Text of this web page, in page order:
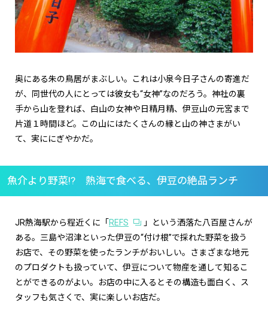
奥にある朱の鳥居がまぶしい。これは小泉今日子さんの寄進だ
が、同世代の人にとっては彼女も“女神”なのだろう。神社の裏
手から山を登れば、白山の女神や日精月精、伊豆山の元宮まで
片道１時間ほど。この山にはたくさんの縁と山の神さまがい
て、実ににぎやかだ。
魚介より野菜!? 熱海で食べる、伊豆の絶品ランチ
JR熱海駅から程近くに「 REFS
」という洒落た八百屋さんが
ある。三島や沼津といった伊豆の“付け根”で採れた野菜を扱う
お店で、その野菜を使ったランチがおいしい。さまざまな地元
のプロダクトも扱っていて、伊豆について物産を通して知るこ
とができるのがよい。お店の中に入るとその構造も面白く、ス
タッフも気さくで、実に楽しいお店だ。